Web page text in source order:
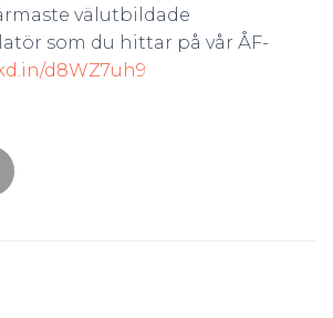
välutbildade
som du hittar på vår ÅF-
d8WZ7uh9